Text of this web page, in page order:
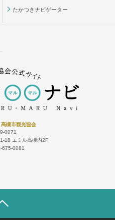
たかつきナビゲーター
槻市観光協会
0071
18 エミル高槻内2F
675-0081